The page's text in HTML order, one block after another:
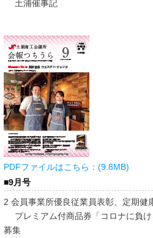
土浦催事記
PDFファイルはこちら：(9.8MB)
■9月号
2 会員事業所優良従業員表彰、定期健
プレミアム付商品券「コロナに負
募集